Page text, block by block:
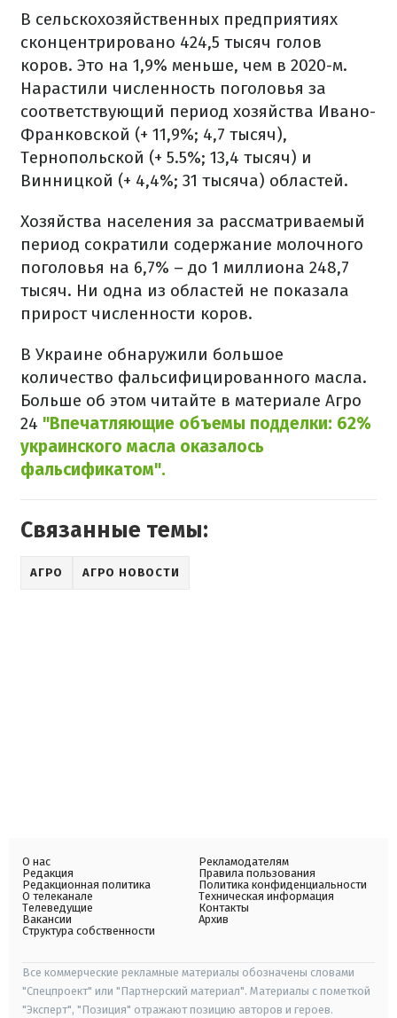
В сельскохозяйственных предприятиях
сконцентрировано 424,5 тысяч голов
коров. Это на 1,9% меньше, чем в 2020-м.
Нарастили численность поголовья за
соответствующий период хозяйства Ивано-
Франковской (+ 11,9%; 4,7 тысяч),
Тернопольской (+ 5.5%; 13,4 тысяч) и
Винницкой (+ 4,4%; 31 тысяча) областей.
Хозяйства населения за рассматриваемый
период сократили содержание молочного
поголовья на 6,7% – до 1 миллиона 248,7
тысяч. Ни одна из областей не показала
прирост численности коров.
В Украине обнаружили большое
количество фальсифицированного масла.
Больше об этом читайте в материале Агро
24 "Впечатляющие объемы подделки: 62%
украинского масла оказалось
фальсификатом".
Связанные темы:
АГРО АГРО НОВОСТИ
О нас
Редакция
Редакционная политика
О телеканале
Телеведущие
Вакансии
Структура собственности
Рекламодателям
Правила пользования
Политика конфиденциальности
Техническая информация
Контакты
Архив
Все коммерческие рекламные материалы обозначены словами
"Спецпроект" или "Партнерский материал". Материалы с пометкой
"Эксперт", "Позиция" отражают позицию авторов и героев.